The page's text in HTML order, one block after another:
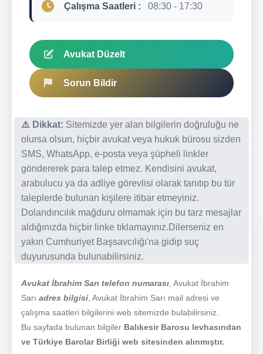
Çalışma Saatleri : 08:30 - 17:30
Avukat Düzelt
Sorun Bildir
⚠️ Dikkat: Sitemizde yer alan bilgilerin doğruluğu ne
olursa olsun, hiçbir avukat veya hukuk bürosu sizden
SMS, WhatsApp, e-posta veya şüpheli linkler
göndererek para talep etmez. Kendisini avukat,
arabulucu ya da adliye görevlisi olarak tanıtıp bu tür
taleplerde bulunan kişilere itibar etmeyiniz.
Dolandırıcılık mağduru olmamak için bu tarz mesajlar
aldığınızda hiçbir linke tıklamayınız.Dilerseniz en
yakın Cumhuriyet Başsavcılığı'na gidip suç
duyurusunda bulunabilirsiniz.
Avukat İbrahim Sarı telefon numarası , Avukat İbrahim
Sarı adres bilgisi , Avukat İbrahim Sarı mail adresi ve
çalışma saatleri bilgilerini web sitemizde bulabilirsiniz.
Bu sayfada bulunan bilgiler Balıkesir Barosu levhasından
ve Türkiye Barolar Birliği web sitesinden alınmıştır.